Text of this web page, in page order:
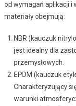
od wymagań aplikacji i
materiały obejmują:
NBR (kauczuk
jest idealny dla
przemysłowych.
EPDM (kauczuk
Charakteryzujący
warunki